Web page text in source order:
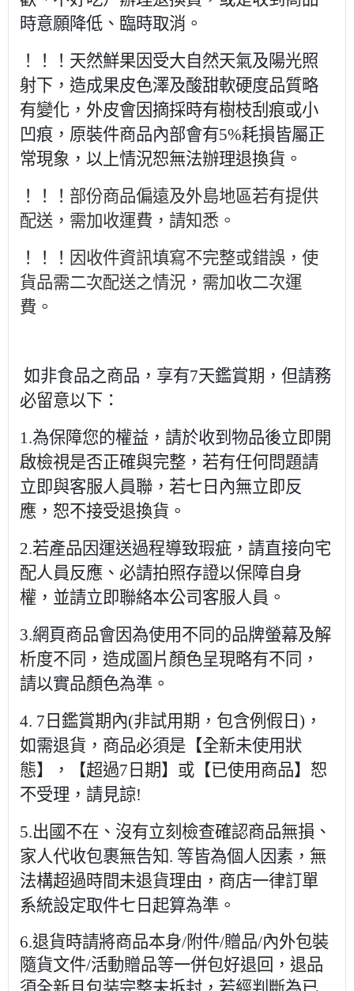
時意願降低、臨時取消。
！！！天然鮮果因受大自然天氣及陽光照
射下，造成果皮色澤及酸甜軟硬度品質略
有變化，外皮會因摘採時有樹枝刮痕或小
凹痕，原裝件商品內部會有5%耗損皆屬正
常現象，以上情況恕無法辦理退換貨。
！！！ 部份商品偏遠及外島地區若有提供
配送，需加收運費，請知悉。
！！！ 因收件資訊填寫不完整或錯誤，使
貨品需二次配送之情況，需加收二次運
費。
如非食品之商品，享有7天鑑賞期，但請務
必留意以下：
1.為保障您的權益，請於收到物品後立即開
啟檢視是否正確與完整，若有任何問題請
立即與客服人員聯，若七日內無立即反
應，恕不接受退換貨。
2.若產品因運送過程導致瑕疵，請直接向宅
配人員反應、必請拍照存證以保障自身
權，並請立即聯絡本公司客服人員。
3.網頁商品會因為使用不同的品牌螢幕及解
析度不同，造成圖片顏色呈現略有不同，
請以實品顏色為準。
4. 7日鑑賞期內(非試用期，包含例假日)，
如需退貨，商品必須是【全新未使用狀
態】，【超過7日期】或【已使用商品】恕
不受理，請見諒!
5.出國不在、沒有立刻檢查確認商品無損、
家人代收包裹無告知. 等皆為個人因素，無
法構超過時間未退貨理由，商店一律訂單
系統設定取件七日起算為準。
6.退貨時請將商品本身/附件/贈品/內外包裝
隨貨文件/活動贈品等一併包好退回，退品